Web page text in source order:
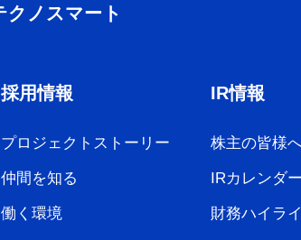
採用情報
プロジェクトストーリー
仲間を知る
働く環境
IR情報
株主の皆様
IRカレンダー
財務ハイラ